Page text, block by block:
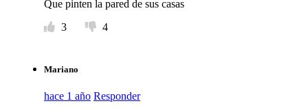
Que pinten la pared de sus casas
3
4
Mariano
hace 1 año Responder